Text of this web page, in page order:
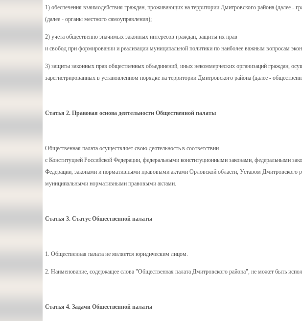
1) обеспечения взаимодействия граждан, проживающих на территории Дмитровского района (далее -
(далее - органы местного самоуправления);
2) учета общественно значимых законных интересов граждан, защиты их прав
и свобод при формировании и реализации муниципальной политики по наиболее важным вопросам
3) защиты законных прав общественных объединений, иных некоммерческих организаций граждан,
зарегистрированных в установленном порядке на территории Дмитровского района (далее -
Статья 2. Правовая основа деятельности Общественной палаты
Общественная палата осуществляет свою деятельность в соответствии
с Конституцией Российской Федерации, федеральными конституционными законами, федеральными
Федерации, законами и нормативными правовыми актами Орловской области, Уставом
муниципальными нормативными правовыми актами.
Статья 3. Статус Общественной палаты
1. Общественная палата не является юридическим лицом.
2. Наименование, содержащее слова "Общественная палата Дмитровского района", не может быть
Статья 4. Задачи Общественной палаты